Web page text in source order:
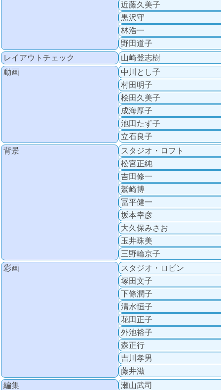
近藤久美子
黒沢守
林浩一
野田道子
レイアウトチェック
山崎登志樹
動画
中川とし子
村田明子
桧田久美子
成海厚子
池田たず子
立石良子
背景
スタジオ・ロフト
松宮正純
吉田修一
鷲崎博
冨平健一
坂本幸彦
大久保みさお
玉井珠美
三野輪京子
彩画
スタジオ・ロビン
塚田文子
下條潤子
清水恒子
花田正子
外池裕子
森正行
吉川孝男
藤井滋
編集
瀬山武司